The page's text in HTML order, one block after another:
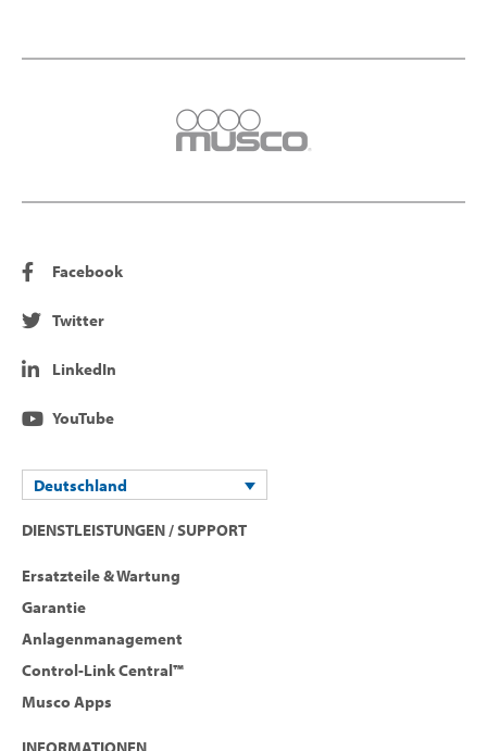
Facebook
Twitter
LinkedIn
YouTube
Deutschland
DIENSTLEISTUNGEN / SUPPORT
Ersatzteile & Wartung
Garantie
Anlagenmanagement
Control-Link Central™
Musco Apps